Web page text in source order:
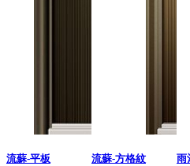
流蘇-平板 流蘇-方格紋 雨